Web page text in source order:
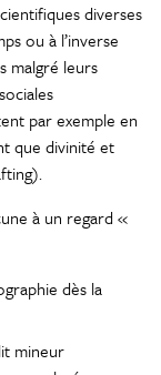
diverses
ou à l’inverse
malgré leurs
par exemple en
que divinité et
à un regard «
dès la
mineur